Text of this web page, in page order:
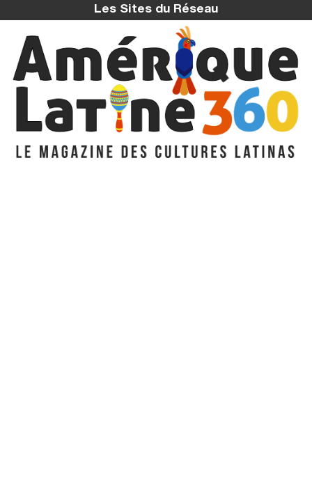
Les Sites du Réseau